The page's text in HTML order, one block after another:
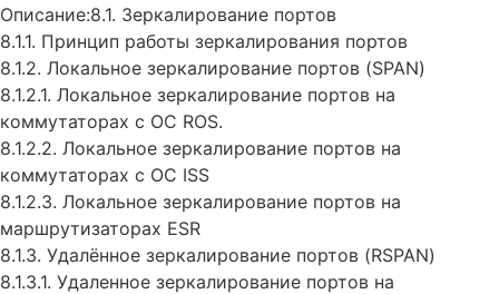
Описание:8.1. Зеркалирование портов
8.1.1. Принцип работы зеркалирования портов
8.1.2. Локальное зеркалирование портов (SPAN)
8.1.2.1. Локальное зеркалирование портов на
коммутаторах с ОС ROS.
8.1.2.2. Локальное зеркалирование портов на
коммутаторах с ОС ISS
8.1.2.3. Локальное зеркалирование портов на
маршрутизаторах ESR
8.1.3. Удалённое зеркалирование портов (RSPAN)
8.1.3.1. Удаленное зеркалирование портов на